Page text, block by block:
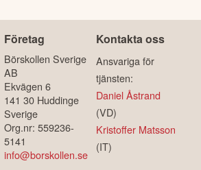
Företag
Börskollen Sverige
AB
Ekvägen 6
141 30 Huddinge
Sverige
Org.nr: 559236-
5141
info@borskollen.se
Kontakta oss
Ansvariga för
tjänsten:
Daniel Åstrand
(VD)
Kristoffer Matsson
(IT)